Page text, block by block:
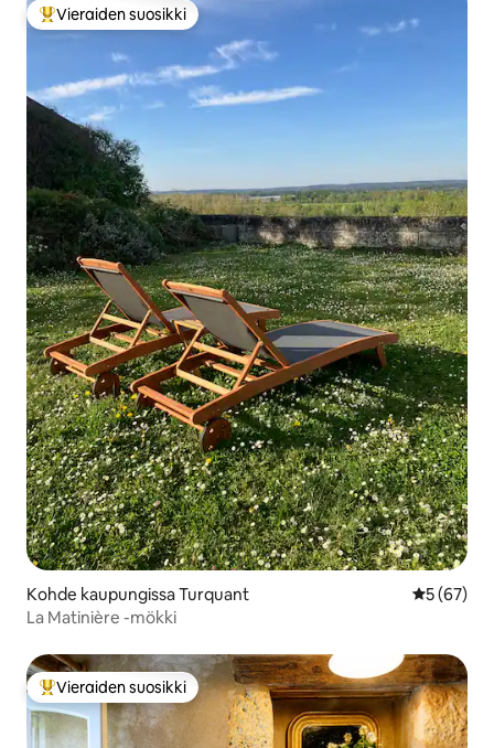
Vieraiden suosikkien parhaimmistoa
Vieraiden suosikki
Kohde kaupungissa Turquant
5 (67)
La Matinière -mökki
Vieraiden suosikkien parhaimmistoa
Vieraiden suosikki